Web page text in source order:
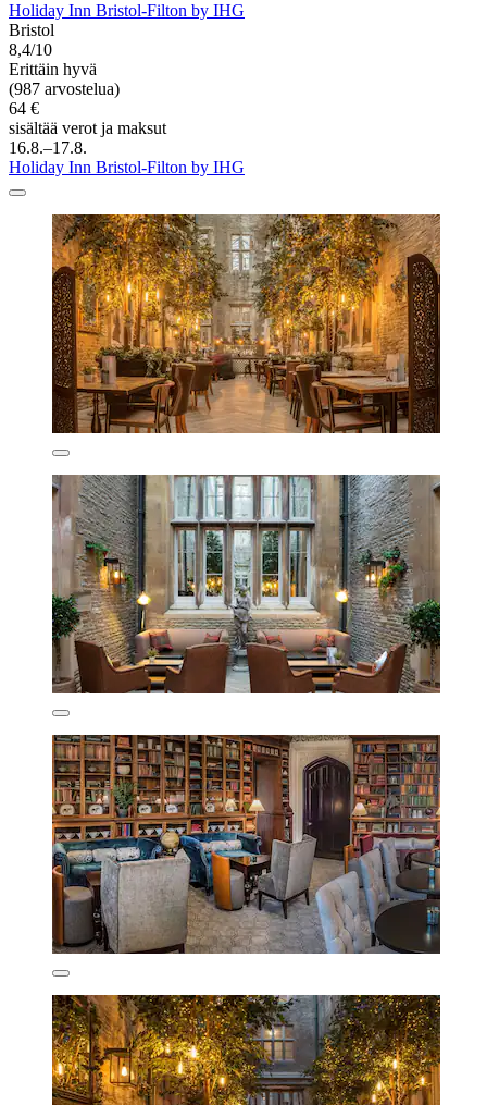
Holiday Inn Bristol-Filton by IHG
Bristol
8,4/10
Erittäin hyvä
(987 arvostelua)
64 €
sisältää verot ja maksut
16.8.–17.8.
Holiday Inn Bristol-Filton by IHG